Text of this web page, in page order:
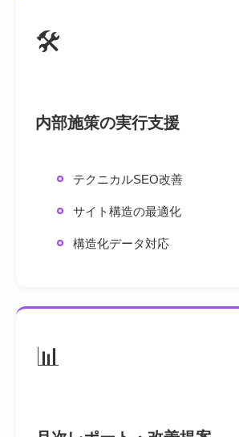
🛠️
内部施策の実行支援
テクニカルSEO改善
サイト構造の最適化
構造化データ対応
📊